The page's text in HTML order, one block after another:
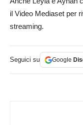
il Video Mediaset per
streaming.
Seguici su Google